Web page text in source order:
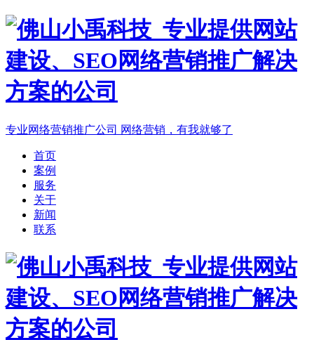
专业网络营销推广公司 网络营销，有我就够了
首页
案例
服务
关于
新闻
联系